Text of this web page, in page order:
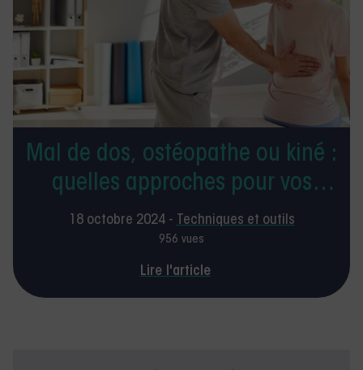
Mal de dos, ostéopathe ou kiné :
quelles approches pour vos
patients ?
18 octobre 2024 - Techniques et outils
956 vues
Lire l'article